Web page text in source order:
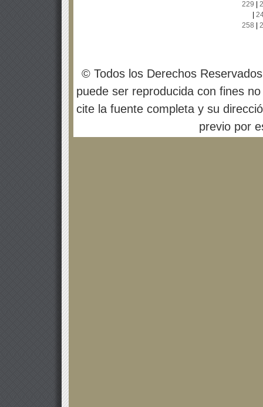
229
258
© Todos los Derechos
puede ser reproducida con fines
cite la fuente completa y su
previo por